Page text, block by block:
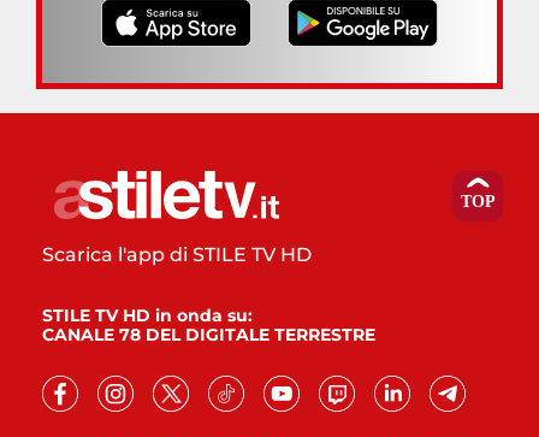
Scarica l'app di STILE TV HD
STILE TV HD in onda su:
CANALE 78 DEL DIGITALE TERRESTRE